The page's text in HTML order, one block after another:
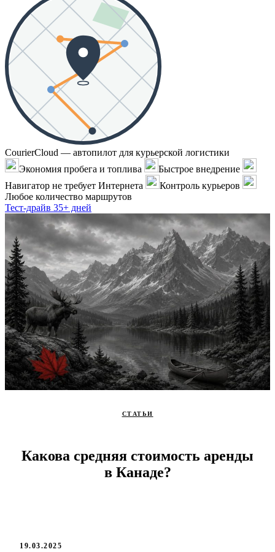
CourierCloud — автопилот для курьерской логистики
Экономия пробега и топлива
Быстрое внедрение
Навигатор не требует Интернета
Контроль курьеров
Любое количество маршрутов
Тест-драйв 35+ дней
СТАТЬИ
Какова средняя стоимость аренды
в Канаде?
19.03.2025